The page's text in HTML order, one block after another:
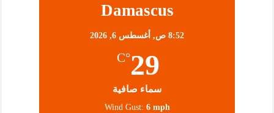
Damascus
8:52 ص, أغسطس 6, 2026
29
°C
سماء صافية
Wind Gust: 6 mph